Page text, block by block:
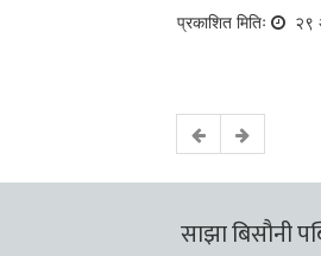
प्रकाशित मितिः २९
साझा बिसौनी